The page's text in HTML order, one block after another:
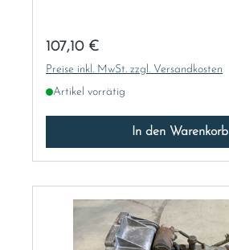
Regulärer Preis:
107,10 €
Preise inkl. MwSt. zzgl. Versandkosten
Artikel vorrätig
In den Warenkorb